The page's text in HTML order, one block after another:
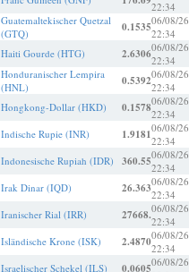
22:34
Guatemaltekischer Quetzal
(GTQ)
0.153506/08/26
22:34
Haiti Gourde (HTG) 2.630606/08/26
22:34
Honduranischer Lempira
(HNL)
0.539206/08/26
22:34
Hongkong-Dollar (HKD) 0.157806/08/26
22:34
Indische Rupie (INR) 1.918106/08/26
22:34
Indonesische Rupiah (IDR) 360.5506/08/26
22:34
Irak Dinar (IQD) 26.36306/08/26
22:34
Iranischer Rial (IRR) 27668.06/08/26
22:34
Isländische Krone (ISK) 2.487006/08/26
22:34
Israelischer Schekel (ILS) 0.060506/08/26